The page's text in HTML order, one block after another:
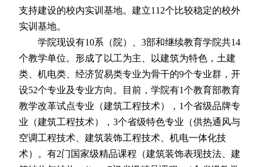
支持建设的校内实训基地。建立112个比较稳定的校外
实训基地。
学院现设有10系（院）、 3部和继续教育学院共14
个教学单位。形成了以工为主、以建筑为特色，土建
类、机电类、经济贸易类专业为骨干的9个专业群，开
设52个专业及专业方向。目前，学院有1个教育部教育
教学改革试点专业（建筑工程技术）， 1个省级品牌专
业（建筑工程技术）， 3个省级特色专业（供热通风与
空调工程技术、建筑装饰工程技术、机电一体化技
术）。有2门国家级精品课程（建筑装饰表现技法、建